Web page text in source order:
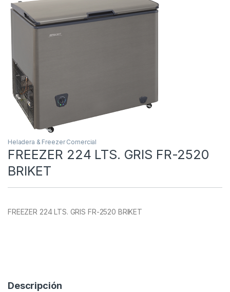
Heladera & Freezer Comercial
FREEZER 224 LTS. GRIS FR-2520
BRIKET
FREEZER 224 LTS. GRIS FR-2520 BRIKET
Descripción